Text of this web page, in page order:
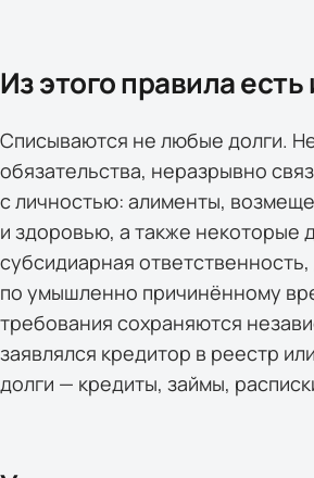
Из этого правила
Списываются не любые долги.
обязательства, неразрывно
с личностью: алименты,
и здоровью, а также некоторые
субсидиарная ответственность,
по умышленно причинённому
требования сохраняются
заявлялся кредитор в реестр
долги — кредиты, займы,